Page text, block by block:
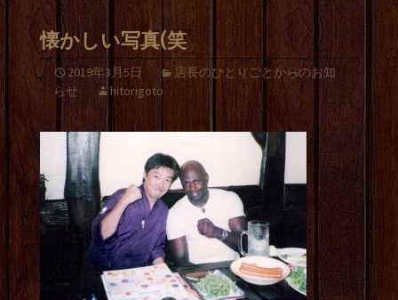
懐かしい写真(笑
2019年3月5日
店長のひとりごとからのお知
らせ
hitorigoto